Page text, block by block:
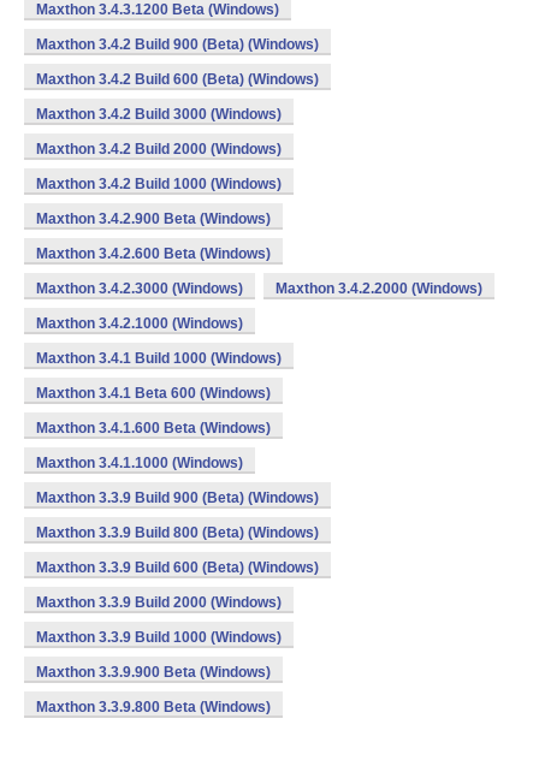
Maxthon 3.4.3.1200 Beta (Windows)
Maxthon 3.4.2 Build 900 (Beta) (Windows)
Maxthon 3.4.2 Build 600 (Beta) (Windows)
Maxthon 3.4.2 Build 3000 (Windows)
Maxthon 3.4.2 Build 2000 (Windows)
Maxthon 3.4.2 Build 1000 (Windows)
Maxthon 3.4.2.900 Beta (Windows)
Maxthon 3.4.2.600 Beta (Windows)
Maxthon 3.4.2.3000 (Windows) Maxthon 3.4.2.2000 (Windows)
Maxthon 3.4.2.1000 (Windows)
Maxthon 3.4.1 Build 1000 (Windows)
Maxthon 3.4.1 Beta 600 (Windows)
Maxthon 3.4.1.600 Beta (Windows)
Maxthon 3.4.1.1000 (Windows)
Maxthon 3.3.9 Build 900 (Beta) (Windows)
Maxthon 3.3.9 Build 800 (Beta) (Windows)
Maxthon 3.3.9 Build 600 (Beta) (Windows)
Maxthon 3.3.9 Build 2000 (Windows)
Maxthon 3.3.9 Build 1000 (Windows)
Maxthon 3.3.9.900 Beta (Windows)
Maxthon 3.3.9.800 Beta (Windows)